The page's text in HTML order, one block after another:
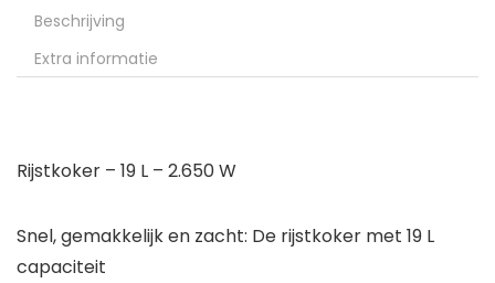
Beschrijving
Extra informatie
Rijstkoker – 19 L – 2.650 W
Snel, gemakkelijk en zacht: De rijstkoker met 19 L
capaciteit